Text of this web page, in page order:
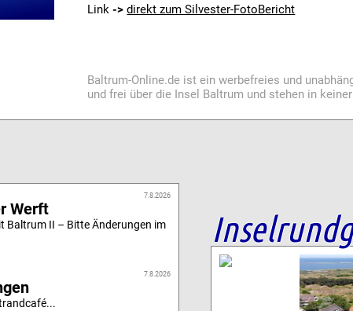
Link-> direkt zum Silvester-FotoBericht
Baltrum-Online.de ist ein werbefreies und
und frei über die Insel Baltrum und stehen in
7.8.2026
Werft
Baltrum II – Bitte Änderungen im
7.8.2026